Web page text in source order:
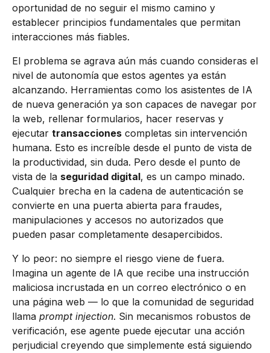
oportunidad de no seguir el mismo camino y
establecer principios fundamentales que permitan
interacciones más fiables.
El problema se agrava aún más cuando consideras el
nivel de autonomía que estos agentes ya están
alcanzando. Herramientas como los asistentes de IA
de nueva generación ya son capaces de navegar por
la web, rellenar formularios, hacer reservas y
ejecutar transacciones completas sin intervención
humana. Esto es increíble desde el punto de vista de
la productividad, sin duda. Pero desde el punto de
vista de la seguridad digital, es un campo minado.
Cualquier brecha en la cadena de autenticación se
convierte en una puerta abierta para fraudes,
manipulaciones y accesos no autorizados que
pueden pasar completamente desapercibidos.
Y lo peor: no siempre el riesgo viene de fuera.
Imagina un agente de IA que recibe una instrucción
maliciosa incrustada en un correo electrónico o en
una página web — lo que la comunidad de seguridad
llama prompt injection. Sin mecanismos robustos de
verificación, ese agente puede ejecutar una acción
perjudicial creyendo que simplemente está siguiendo